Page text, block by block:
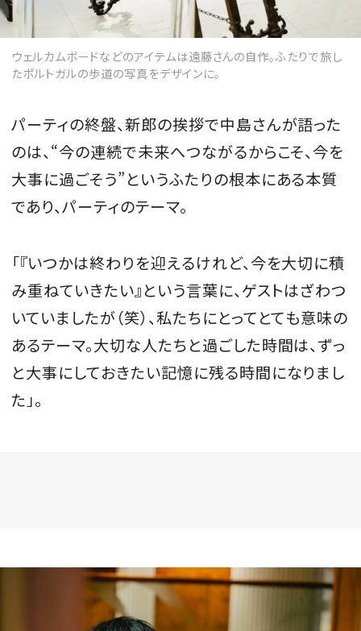
ウェルカムボードなどのアイテムは遠藤さんの自作。ふたりで旅し
たポルトガルの歩道の写真をデザインに。
パーティの終盤、新郎の挨拶で中島さんが語った
のは、“今の連続で未来へつながるからこそ、今を
大事に過ごそう”というふたりの根本にある本質
であり、パーティのテーマ。
「『いつかは終わりを迎えるけれど、今を大切に積
み重ねていきたい』という言葉に、ゲストはざわつ
いていましたが（笑）、私たちにとってとても意味の
あるテーマ。大切な人たちと過ごした時間は、ずっ
と大事にしておきたい記憶に残る時間になりまし
た」。